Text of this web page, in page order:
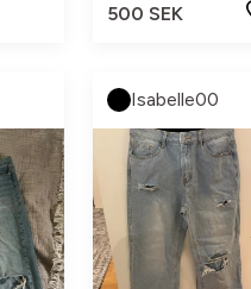
500 SEK
Isabelle00